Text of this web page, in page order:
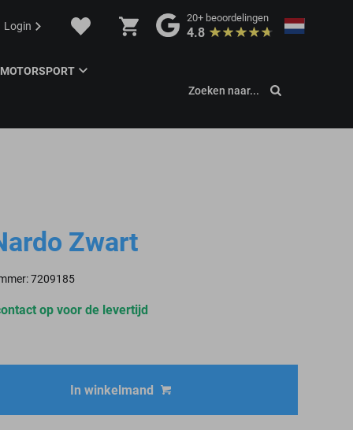
Login
20+beoordelingen
4.8
MOTORSPORT
Zoeken naar...
Zwart
7209185
op voor de levertijd
In winkelmand